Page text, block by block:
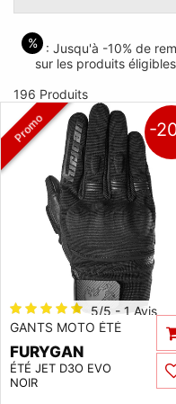
%: Jusqu'à -10% de
sur les produits
196 Produits
Promo -
5/5 - 1 Avis
GANTS MOTO ÉTÉ
FURYGAN
ÉTÉ JET D3O EVO
NOIR